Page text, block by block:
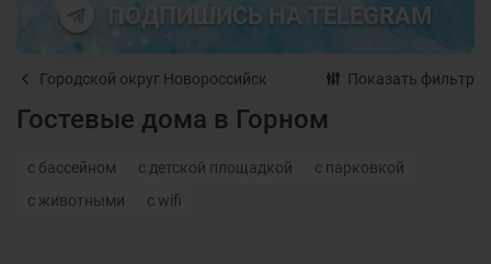
ПОДПИШИСЬ НА TELEGRAM
Городской округ Новороссийск Показать фильтр
Гостевые дома в Горном
с бассейном с детской площадкой
с парковкой
с животными
с wifi